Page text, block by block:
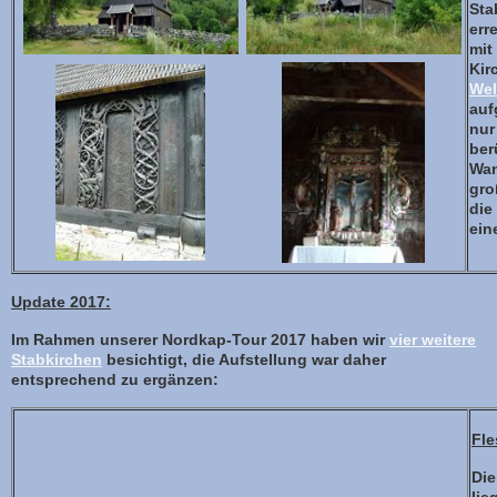
mit
die
Update 2017:
Im Rahmen unserer Nordkap-Tour 2017 haben wirvier weitere
Stabkirchen besichtigt, die Aufstellung war daher
entsprechend zu ergänzen: